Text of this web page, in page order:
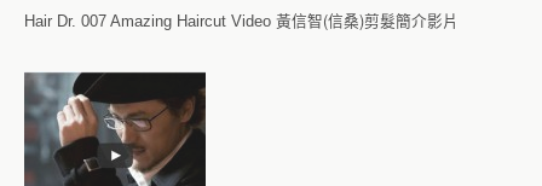
Hair Dr. 007 Amazing Haircut Video 黃信智(信桑)剪髮簡介影片